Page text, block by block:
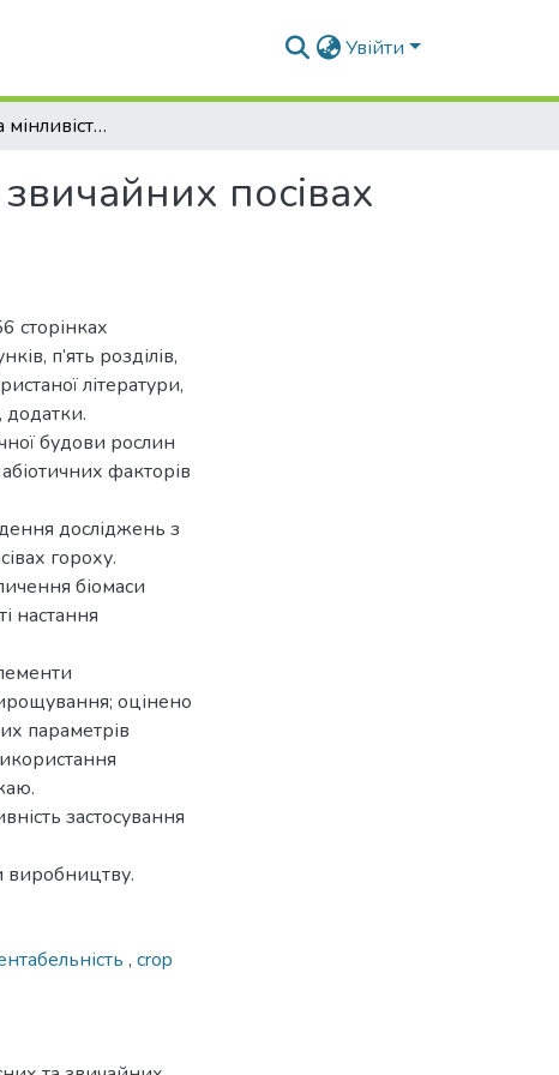
Увійти
Морфологічна мінливість гороху в сумісних та звичайних посівах за обробки біостимулянтами
посівах
сторінках
п’ять розділів,
літератури,
будови рослин
факторів
досліджень з
гороху.
біомаси
настання
оцінено
параметрів
застосування
виробництву.
, crop